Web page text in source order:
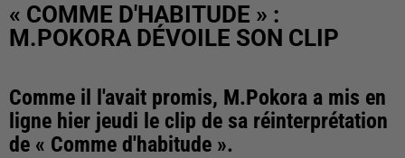
« COMME D'HABITUDE » :
M.POKORA DÉVOILE SON CLIP
Comme il l'avait promis, M.Pokora a mis en
ligne hier jeudi le clip de sa réinterprétation
de « Comme d'habitude ».